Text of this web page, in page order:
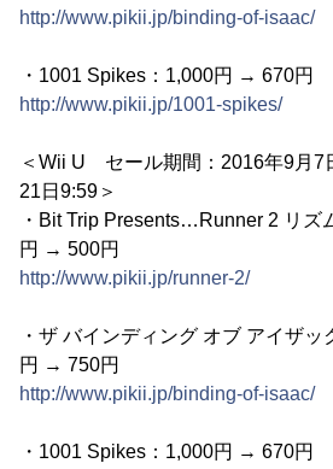
http://www.pikii.jp/binding-of-isaac/
・1001 Spikes：1,000円 → 670円
http://www.pikii.jp/1001-spikes/
＜Wii U セール期間：2016年9月7
21日9:59＞
・Bit Trip Presents…Runner 2 リズ
円 → 500円
http://www.pikii.jp/runner-2/
・ザ バインディング オブ アイザ
円 → 750円
http://www.pikii.jp/binding-of-isaac/
・1001 Spikes：1,000円 → 670円